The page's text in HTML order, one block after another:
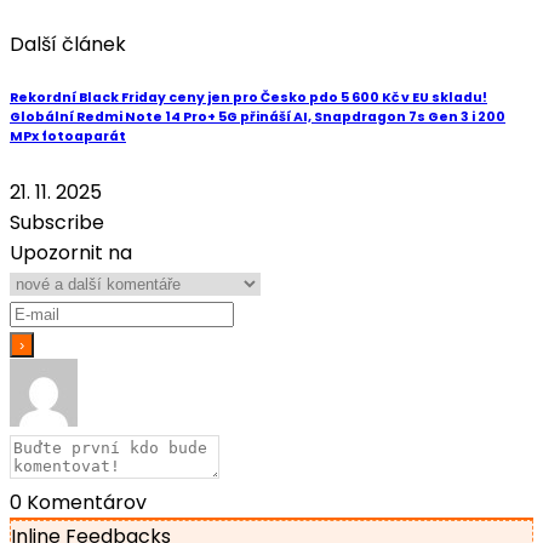
Další článek
Rekordní Black Friday ceny jen pro Česko pdo 5 600 Kč v EU skladu!
Globální Redmi Note 14 Pro+ 5G přináší AI, Snapdragon 7s Gen 3 i 200
MPx fotoaparát
21. 11. 2025
Subscribe
Upozornit na
0 Komentárov
Inline Feedbacks